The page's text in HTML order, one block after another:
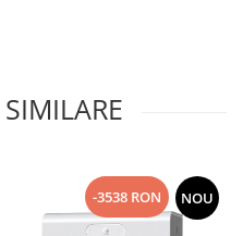
-3538 RON NOU